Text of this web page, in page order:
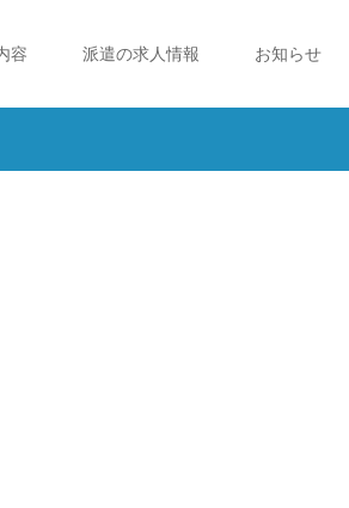
容 派遣の求人情報 お知らせ